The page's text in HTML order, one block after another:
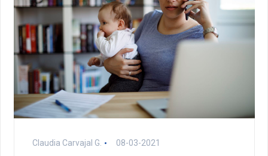
Claudia Carvajal G. 08-03-2021